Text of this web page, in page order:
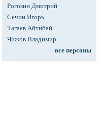
Рогозин Дмитрий
Сечин Игорь
Тагаев Айтибай
Чижов Владимир
все персоны